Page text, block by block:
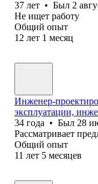
37 лет • Был 2
Не ищет работу
Общий опыт
12 лет 1 месяц
Инженер-
эксплуатации,
34 года • Был 28
Рассматривает
Общий опыт
11 лет 5 месяцев